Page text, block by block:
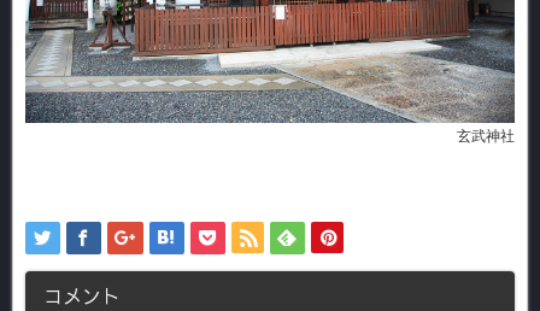
玄武神社
コメント